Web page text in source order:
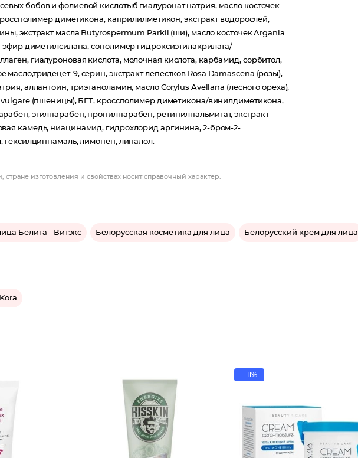
бобов и фолиевой кислотыб гиалуронат натрия, масло косточек
диметикона, каприлилметикон, экстракт водорослей,
экстракт масла Butyrospermum Parkii (ши), масло косточек Argania
диметилсилана, сополимер гидроксиэтилакрилата/
гиалуроновая кислота, молочная кислота, карбамид, сорбитол,
9, серин, экстракт лепестков Rosa Damascena (розы),
аллантоин, триэтаноламин, масло Corylus Avellana (лесного ореха),
(пшеницы), БГТ, кроссполимер диметикона/винилдиметикона,
этилпарабен, пропилпарабен, ретинилпальмитат, экстракт
камедь, ниацинамид, гидрохлорид аргинина, 2-бром-2-
гексилциннамаль, лимонен, линалол.
изготовления и свойствах носит справочный характер.
Белита - Витэкс Белорусская косметика для лица Белорусский крем для лица
Kora
-11%